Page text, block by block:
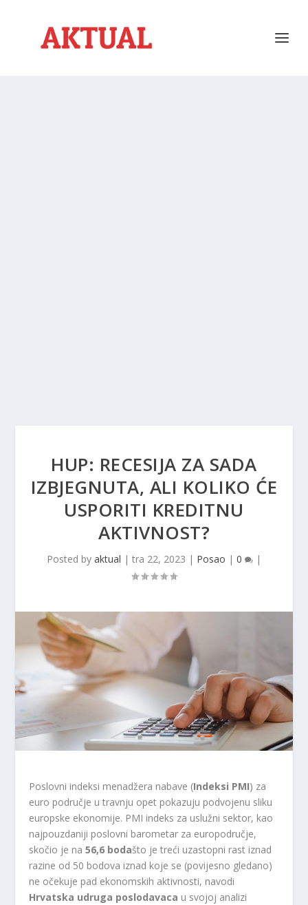
HUP: RECESIJA ZA SADA
IZBJEGNUTA, ALI KOLIKO ĆE
USPORITI KREDITNU
AKTIVNOST?
Posted by aktual | tra 22, 2023 | Posao | 0 |
Poslovni indeksi menadžera nabave (Indeksi PMI) za
euro područje u travnju opet pokazuju podvojenu sliku
europske ekonomije. PMI indeks za uslužni sektor, kao
najpouzdaniji poslovni barometar za europodručje,
skočio je na56,6 bodašto je treći uzastopni rast iznad
razine od 50 bodova iznad koje se (povijesno gledano)
ne očekuje pad ekonomskih aktivnosti, navodi
Hrvatska udruga poslodavaca u svojoj analizi